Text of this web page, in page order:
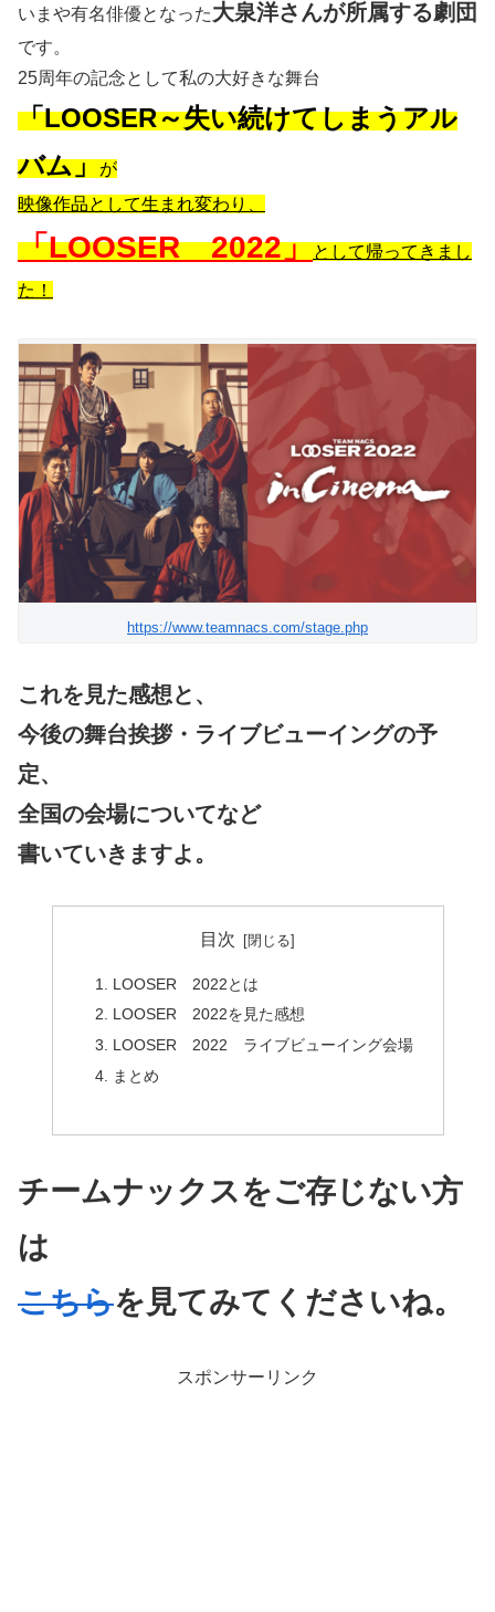
いまや有名俳優となった大泉洋さんが所属する劇団
です。
25周年の記念として私の大好きな舞台
「LOOSER～失い続けてしまうアル
バム」が
映像作品として生まれ変わり、
「LOOSER 2022」として帰ってきまし
た！
https://www.teamnacs.com/stage.php
これを見た感想と、
今後の舞台挨拶・ライブビューイングの予
定、
全国の会場についてなど
書いていきますよ。
目次
LOOSER 2022とは
LOOSER 2022を見た感想
LOOSER 2022 ライブビューイング会場
まとめ
チームナックスをご存じない方
は
こちらを見てみてくださいね。
スポンサーリンク